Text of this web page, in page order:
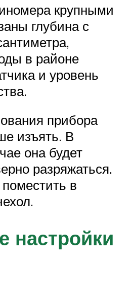
крупными
глубина с
в районе
и уровень
прибора
изъять. В
она будет
разряжаться.
в
настройки